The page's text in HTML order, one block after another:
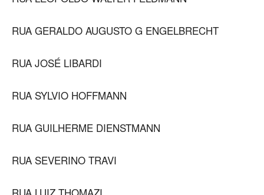
RUA GERALDO AUGUSTO G ENGELBRECHT
RUA JOSÉ LIBARDI
RUA SYLVIO HOFFMANN
RUA GUILHERME DIENSTMANN
RUA SEVERINO TRAVI